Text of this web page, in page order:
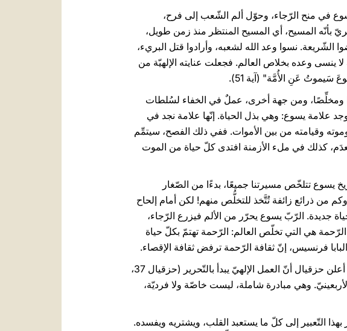
في منح الرّجاء، وحوّل ألم الشّعب إلى فرح،
أن يعترفوا في يسوع النّاصريّ بأنّه المسيح، أي المسيح المنتظر منذ زمن طويل،
نسوا وعد الله لشعبه، وأرادوا قتل البريء،
ينسى وعده بخلاص العالم. فجعلت عنايته الإلهيّة من
عَنِ الأُمَّة" (آية 51).
ومخلِّصًا، ومن جهة أخرى، عملٌ في الخفاء لسُلطات
علامة يسوع: وهي بذل الحياة. إنّها علامة نجد في
وقيامته من بين الأموات. ففي ذلك الفصح، سيتمِّم
كذلك في ملء الأزمنة افتدى كلّ حياة من الموت
يسوع تتلخّص مسيرتنا جميعًا، بدءًا من الصّغار
من ذرائع زائفة تُتَّخذ للتخلُّص منهم! لكن أمام إلحاح
جديدة. الرّبّ يسوع يحرّر من الألم فيزرع الرّجاء،
هي التي تخلّص العالم: الرّحمة تهتمّ بكلّ حياة
فرنسيس، إنّ ثقافة الرّحمة ترفض ثقافة الإقصاء.
صوت الأنبياء الذي أصغينا إليه يشهد كيف حقّق الله مشروع خلاصه. ففي القراءة الأولى أعلن حزقيال أنّ العمل الإلهيّ يبدأ بالتّحرير (حزقيال 37،
نختبره في الزّمن الأربعينيّ. وهي مبادرة شاملة، ليست خاصّة ولا فرديّة،
النّجسة“ (راجع آية 23). فما هي؟ النّبيّ يشير بهذا التّعبير إلى كلّ ما يستعبد القلب، ويشتريه ويفسده.